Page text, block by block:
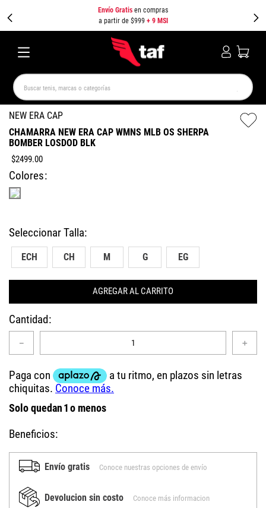
Envío Gratis en compras
a partir de $999 + 9 MSI
Buscar tenis, marcas o categorías
NEW ERA CAP
CHAMARRA NEW ERA CAP WMNS MLB OS SHERPA
BOMBER LOSDOD BLK
$2499.00
Colores
ECH CH M G EG
AGREGAR AL CARRITO
Cantidad
＋
－
Solo quedan 1 o menos
Beneficios:
Envío gratis Conoce nuestras opciones de envío
Devolucion sin costo Conoce más informacion
TÉRMINOS MÁS BUSCADOS
NEW BALANCE SAMBA AIR FORCE 1 JORDAN
PUMA SPEEDCAT